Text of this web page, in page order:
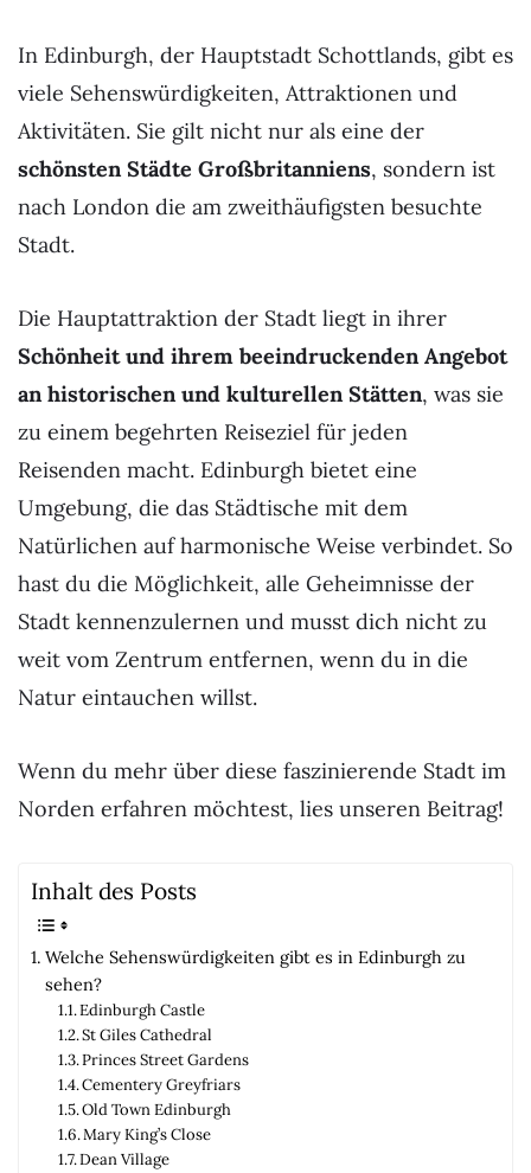
In Edinburgh, der Hauptstadt Schottlands, gibt es
viele Sehenswürdigkeiten, Attraktionen und
Aktivitäten. Sie gilt nicht nur als eine der
schönsten Städte Großbritanniens, sondern ist
nach London die am zweithäufigsten besuchte
Stadt.
Die Hauptattraktion der Stadt liegt in ihrer
Schönheit und ihrem beeindruckenden Angebot
an historischen und kulturellen Stätten, was sie
zu einem begehrten Reiseziel für jeden
Reisenden macht. Edinburgh bietet eine
Umgebung, die das Städtische mit dem
Natürlichen auf harmonische Weise verbindet. So
hast du die Möglichkeit, alle Geheimnisse der
Stadt kennenzulernen und musst dich nicht zu
weit vom Zentrum entfernen, wenn du in die
Natur eintauchen willst.
Wenn du mehr über diese faszinierende Stadt im
Norden erfahren möchtest, lies unseren Beitrag!
Inhalt des Posts
Welche Sehenswürdigkeiten gibt es in Edinburgh zu
sehen?
Edinburgh Castle
St Giles Cathedral
Princes Street Gardens
Cementery Greyfriars
Old Town Edinburgh
Mary King’s Close
Dean Village